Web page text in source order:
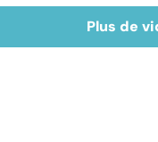
Plus de